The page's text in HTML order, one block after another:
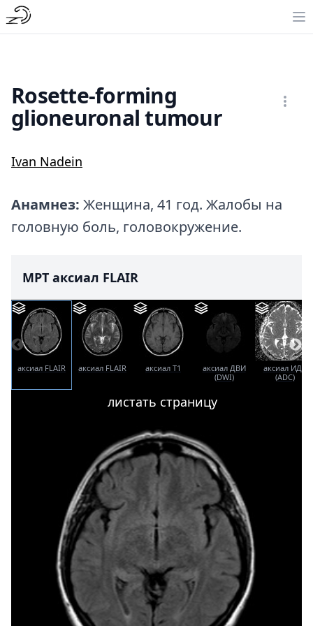
Rosette-forming
glioneuronal tumour
Ivan Nadein
Анамнез: Женщина, 41 год. Жалобы на
головную боль, головокружение.
МРТ аксиал FLAIR
аксиал FLAIR аксиал FLAIR аксиал T1
аксиал ДВИ
(DWI)
аксиал ИДК
(ADC)
листать страницу